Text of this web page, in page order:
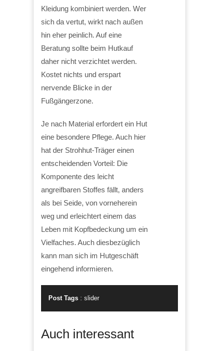
Kleidung kombiniert werden. Wer
sich da vertut, wirkt nach außen
hin eher peinlich. Auf eine
Beratung sollte beim Hutkauf
daher nicht verzichtet werden.
Kostet nichts und erspart
nervende Blicke in der
Fußgängerzone.
Je nach Material erfordert ein Hut
eine besondere Pflege. Auch hier
hat der Strohhut-Träger einen
entscheidenden Vorteil: Die
Komponente des leicht
angreifbaren Stoffes fällt, anders
als bei Seide, von vorneherein
weg und erleichtert einem das
Leben mit Kopfbedeckung um ein
Vielfaches. Auch diesbezüglich
kann man sich im Hutgeschäft
eingehend informieren.
Post Tags : slider
Auch interessant